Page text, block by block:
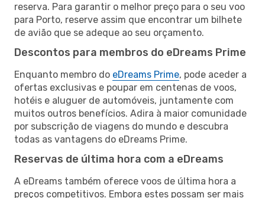
reserva. Para garantir o melhor preço para o seu voo
para Porto, reserve assim que encontrar um bilhete
de avião que se adeque ao seu orçamento.
Descontos para membros do eDreams Prime
Enquanto membro do eDreams Prime, pode aceder a
ofertas exclusivas e poupar em centenas de voos,
hotéis e aluguer de automóveis, juntamente com
muitos outros benefícios. Adira à maior comunidade
por subscrição de viagens do mundo e descubra
todas as vantagens do eDreams Prime.
Reservas de última hora com a eDreams
A eDreams também oferece voos de última hora a
preços competitivos. Embora estes possam ser mais